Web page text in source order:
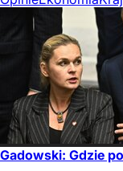
Gadowski: Gdzie